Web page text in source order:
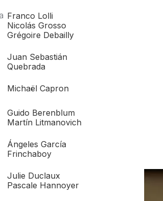
Franco Lolli
Nicolás Grosso
Grégoire Debailly
Juan Sebastián
Quebrada
Michaël Capron
Guido Berenblum
Martín Litmanovich
Ángeles García
Frinchaboy
Julie Duclaux
Pascale Hannoyer